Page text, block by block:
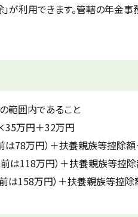
利用できます。管轄の年金事
範囲内であること
万円＋32万円
万円）＋扶養親族等控除
万円）＋扶養親族等控除
158万円）＋扶養親族等控除